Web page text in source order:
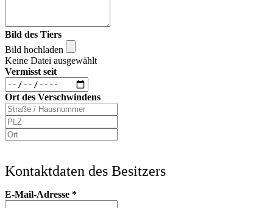
Bild des Tiers
Bild hochladen
Keine Datei ausgewählt
Vermisst seit
Ort des Verschwindens
Kontaktdaten des Besitzers
E-Mail-Adresse *